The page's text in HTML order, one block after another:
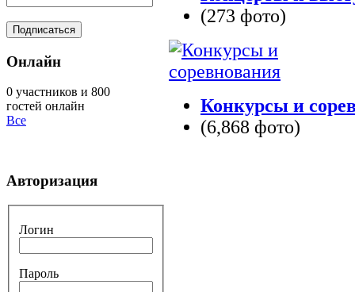
(273 фото)
Конкурсы и
(6,868 фото)
Онлайн
0 участников и 800
гостей онлайн
Все
Авторизация
Логин
Пароль